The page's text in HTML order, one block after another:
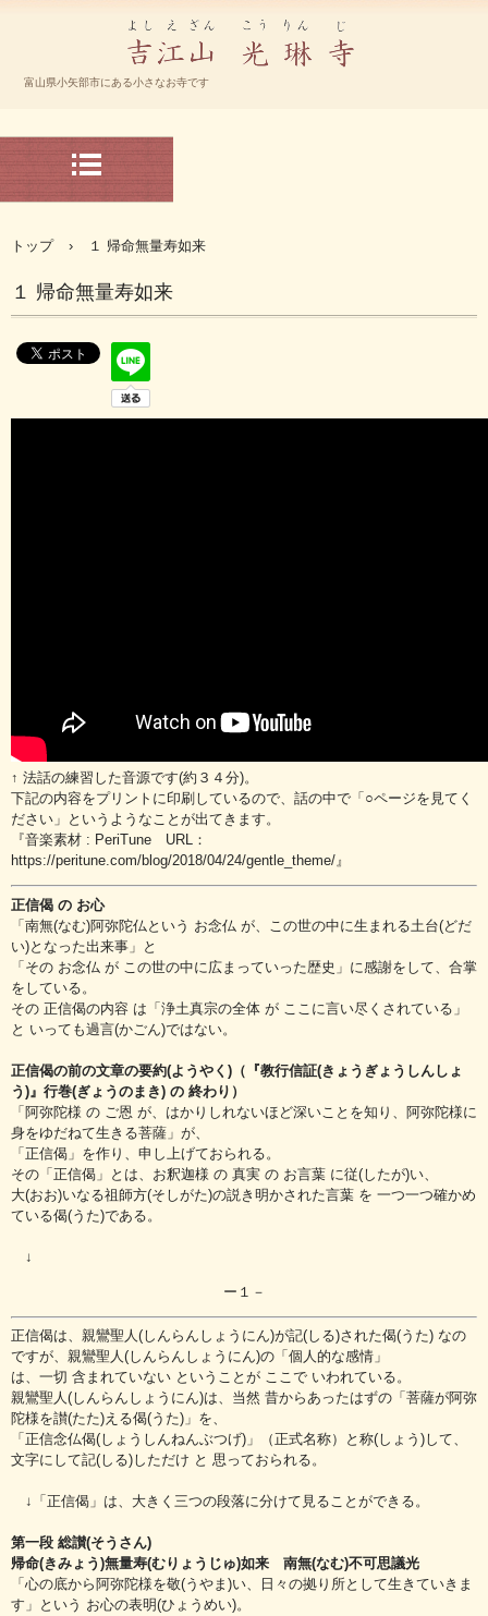
谷派 光琳寺 ホームページ
富山県小矢部市にある小さなお寺です
トップ › １ 帰命無量寿如来
１ 帰命無量寿如来
↑ 法話の練習した音源です(約３４分)。
下記の内容をプリントに印刷しているので、話の中で「○ページを見てく
ださい」というようなことが出てきます。
『音楽素材 : PeriTune URL：
https://peritune.com/blog/2018/04/24/gentle_theme/』
正信偈 の お心
「南無(なむ)阿弥陀仏という お念仏 が、この世の中に生まれる土台(どだ
い)となった出来事」と
「その お念仏 が この世の中に広まっていった歴史」に感謝をして、合掌
をしている。
その 正信偈の内容 は「浄土真宗の全体 が ここに言い尽くされている」
と いっても過言(かごん)ではない。
正信偈の前の文章の要約(ようやく)（『教行信証(きょうぎょうしんしょ
う)』行巻(ぎょうのまき) の 終わり）
「阿弥陀様 の ご恩 が、はかりしれないほど深いことを知り、阿弥陀様に
身をゆだねて生きる菩薩」が、
「正信偈」を作り、申し上げておられる。
その「正信偈」とは、お釈迦様 の 真実 の お言葉 に従(したが)い、
大(おお)いなる祖師方(そしがた)の説き明かされた言葉 を 一つ一つ確かめ
ている偈(うた)である。
↓
ー１－
正信偈は、親鸞聖人(しんらんしょうにん)が記(しる)された偈(うた) なの
ですが、親鸞聖人(しんらんしょうにん)の「個人的な感情」
は、一切 含まれていない ということが ここで いわれている。
親鸞聖人(しんらんしょうにん)は、当然 昔からあったはずの「菩薩が阿弥
陀様を讃(たた)える偈(うた)」を、
「正信念仏偈(しょうしんねんぶつげ)」（正式名称）と称(しょう)して、
文字にして記(しる)しただけ と 思っておられる。
↓「正信偈」は、大きく三つの段落に分けて見ることができる。
第一段 総讃(そうさん)
帰命(きみょう)無量寿(むりょうじゅ)如来 南無(なむ)不可思議光
「心の底から阿弥陀様を敬(うやま)い、日々の拠り所として生きていきま
す」という お心の表明(ひょうめい)。